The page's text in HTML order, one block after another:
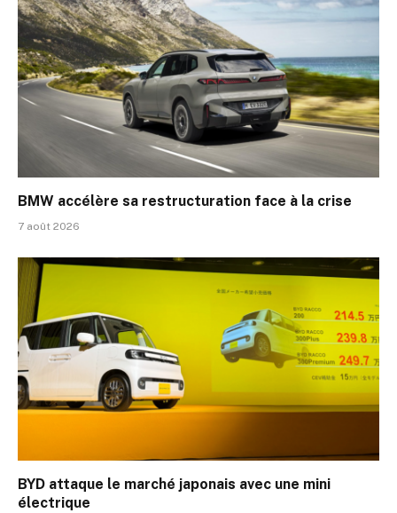
BMW accélère sa restructuration face à la crise
7 août 2026
BYD attaque le marché japonais avec une mini
électrique